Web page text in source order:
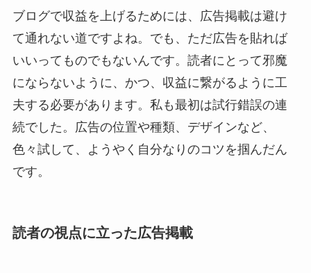
ブログで収益を上げるためには、広告掲載は避け
て通れない道ですよね。でも、ただ広告を貼れば
いいってものでもないんです。読者にとって邪魔
にならないように、かつ、収益に繋がるように工
夫する必要があります。私も最初は試行錯誤の連
続でした。広告の位置や種類、デザインなど、
色々試して、ようやく自分なりのコツを掴んだん
です。
読者の視点に立った広告掲載